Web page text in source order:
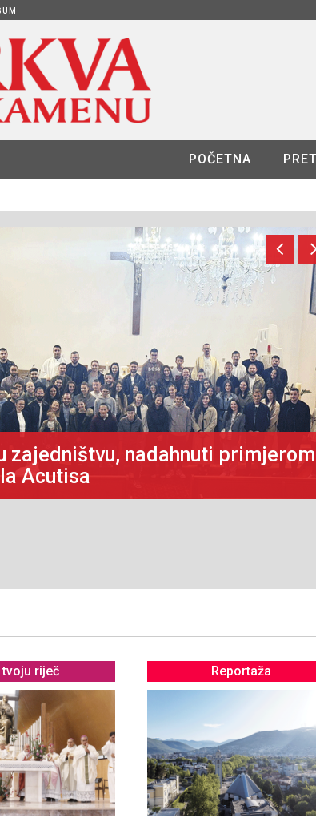
POČETNA
zajedništvu, nadahnuti primjerom
Acutisa
tvoju riječ Reportaža